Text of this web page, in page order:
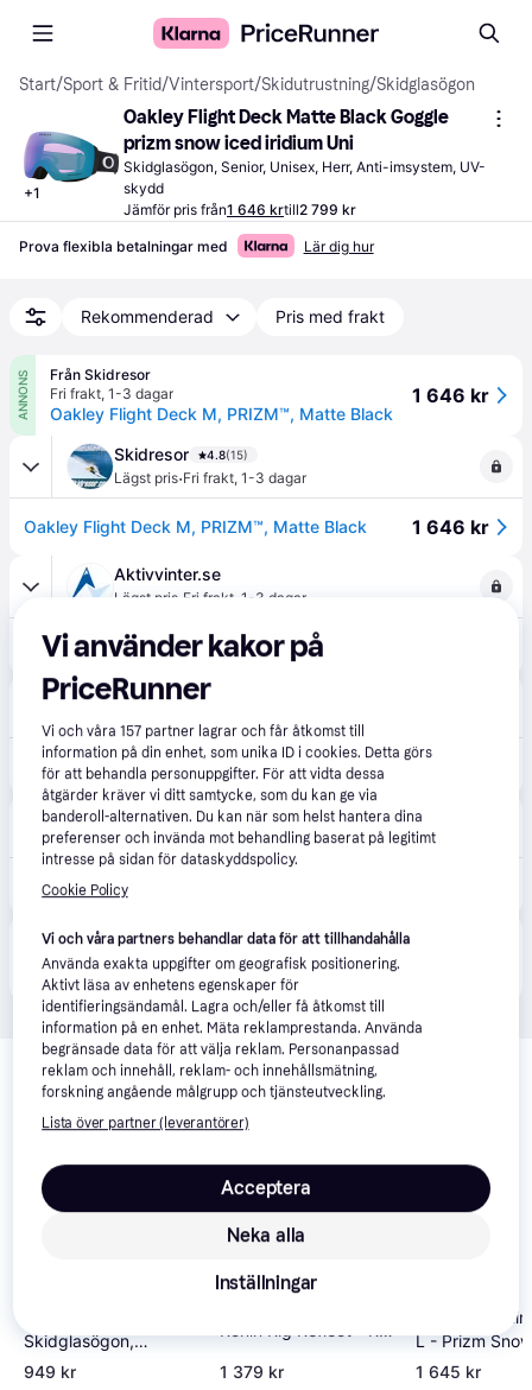
Start/Sport & Fritid/Vintersport/Skidutrustning/Skidglasögon
+1
Oakley Flight Deck Matte Black Goggle
prizm snow iced iridium Uni
Skidglasögon, Senior, Unisex, Herr, Anti-imsystem, UV-
skydd
Jämför pris från1 646 krtill2 799 kr
Prova flexibla betalningar med Lär dig hur
Rekommenderad Pris med frakt
ANNONS
Från Skidresor
Fri frakt, 1-3 dagar
Oakley Flight Deck M, PRIZM™, Matte Black
1 646 kr
Skidresor 4.8(15)
Lägst pris·Fri frakt, 1-3 dagar
Oakley Flight Deck M, PRIZM™, Matte Black 1 646 kr
Aktivvinter.se
Lägst pris Fri frakt 1-3 dagar
Oakley Flight Deck M, PRIZMâ¢, Matte Black
XLMOTO
Oakley Flight Deck M Skoterglasögon Matt Svart Rem Mattsvart
SmartBuyGlasses
Fri frakt
Produkten finns även hos 3 butiker som valt att inte
samarbeta med PriceRunner.
Relaterade produkter
Vi har plockat fram ett urval av produkter som kanske skulle
intressera dig. Visa alla
Trendande
Skidglasögon,
Hydrogen White
949 kr
Trendande
Crystal Black
1 379 kr
Oakley Fall
L - Prizm Snow
Torch
1 645 kr
Vi använder kakor på
PriceRunner
Vi och våra157 partner lagrar och får åtkomst till
information på din enhet, som unika ID i cookies. Detta görs
för att behandla personuppgifter. För att vidta dessa
åtgärder kräver vi ditt samtycke, som du kan ge via
banderoll-alternativen. Du kan när som helst hantera dina
preferenser och invända mot behandling baserat på legitimt
intresse på sidan för dataskyddspolicy.
Cookie Policy
Vi och våra partners behandlar data för att tillhandahålla
Använda exakta uppgifter om geografisk positionering.
Aktivt läsa av enhetens egenskaper för
identifieringsändamål. Lagra och/eller få åtkomst till
information på en enhet. Mäta reklamprestanda. Använda
begränsade data för att välja reklam. Personanpassad
reklam och innehåll, reklam- och innehållsmätning,
forskning angående målgrupp och tjänsteutveckling.
Lista över partner (leverantörer)
Neka alla
Acceptera
Inställningar